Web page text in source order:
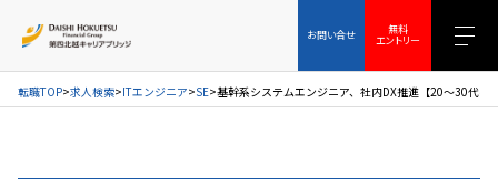
お問い合せ 無料
エントリー
お問い合せ 無料エントリー
転職TOP 求人検索 ITエンジニア SE 基幹系システムエンジニア、社内DX推進【20～30代